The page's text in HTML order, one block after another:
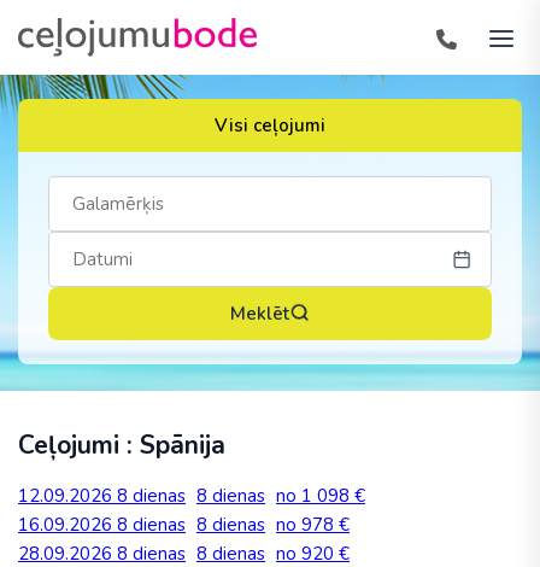
Visi ceļojumi
Meklēt
Ceļojumi : Spānija
12.09.2026 8 dienas 8 dienas no 1 098 €
16.09.2026 8 dienas 8 dienas no 978 €
28.09.2026 8 dienas 8 dienas no 920 €